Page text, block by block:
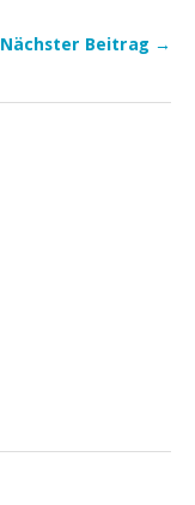
Nächster Beitrag →